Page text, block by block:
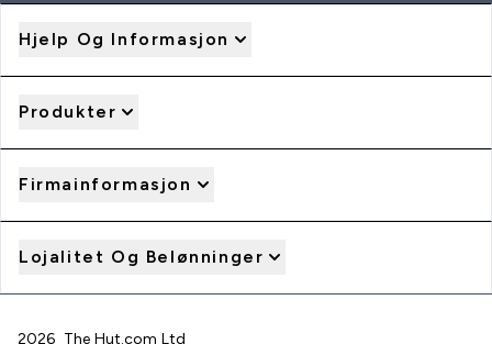
Hjelp Og Informasjon
Produkter
Firmainformasjon
Lojalitet Og Belønninger
2026 The Hut.com Ltd